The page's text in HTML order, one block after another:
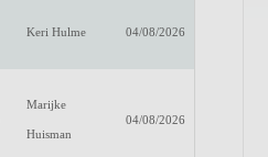
Keri Hulme 04/08/2026
Marijke
Huisman
04/08/2026